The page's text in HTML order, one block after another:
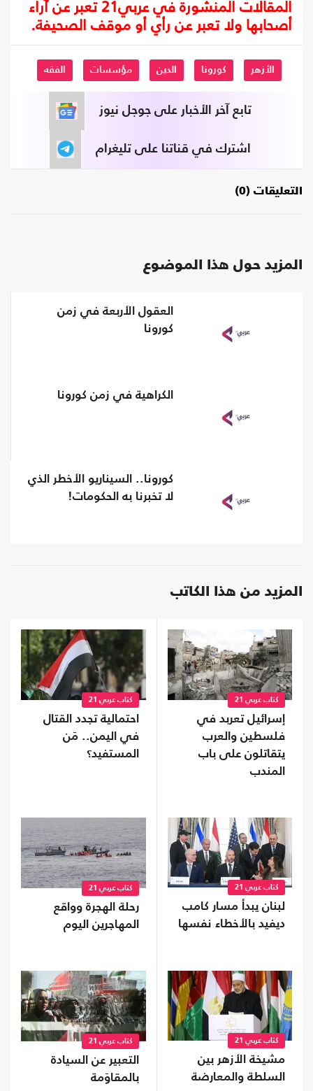
المقالات المنشورة في عربي21 تعبر عن آراء
أصحابها ولا تعبر عن رأي أو موقف الصحيفة.
الأزهر كورونا الدين مؤسسات الفقه
تابع آخر الأخبار على جوجل نيوز
اشترك في قناتنا على تليغرام
التعليقات (0)
المزيد حول هذا الموضوع
العقول الأربعة في زمن
كورونا
الكراهية في زمن كورونا
كورونا.. السيناريو الأخطر الذي
لا تخبرنا به الحكومات!
المزيد من هذا الكاتب
كتاب عربي 21
إسرائيل تعربد في
فلسطين والعرب
يتقاتلون على باب
المندب
كتاب عربي 21
احتمالية تجدد القتال
في اليمن.. مَن
المستفيد؟
كتاب عربي 21
لبنان يبدأ مسار كامب
ديفيد بالأخطاء نفسها
كتاب عربي 21
رحلة الهجرة وواقع
المهاجرين اليوم
كتاب عربي 21
مشيخة الأزهر بين
السلطة والمعارضة
كتاب عربي 21
التعبير عن السيادة
بالمقاوَمة